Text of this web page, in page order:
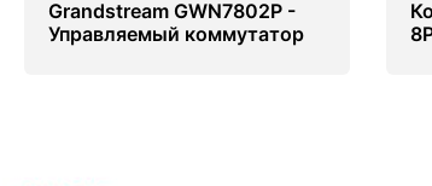
Grandstream GWN7802P -
Управляемый коммутатор